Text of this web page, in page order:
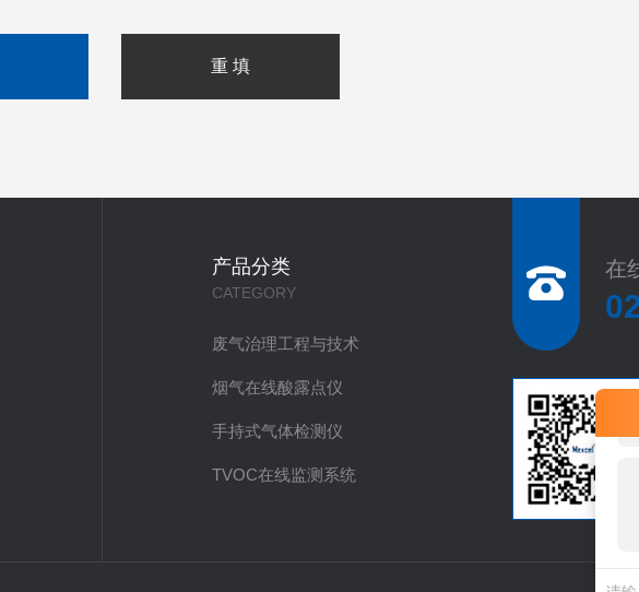
产品分类
CATEGORY
废气治理工程与技术
烟气在线酸露点仪
手持式气体检测仪
TVOC在线监测系统
在